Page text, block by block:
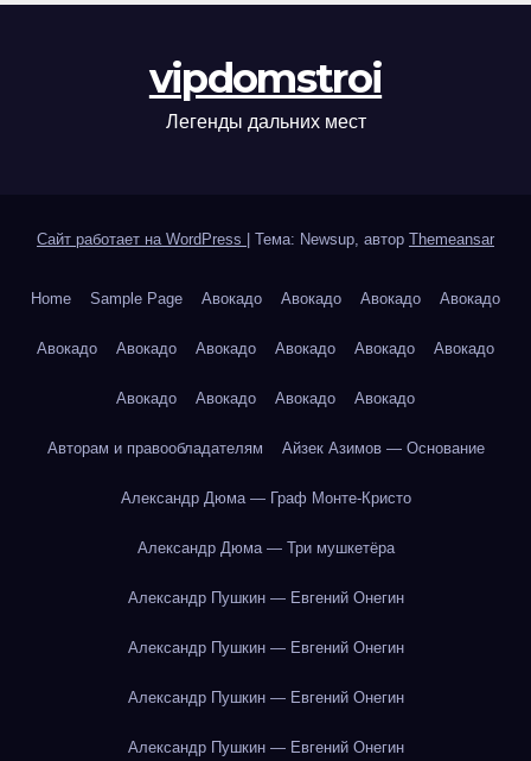
vipdomstroi
Легенды дальних мест
Сайт работает на WordPress Тема: Newsup, автор Themeansar
Home Sample Page Авокадо Авокадо Авокадо Авокадо
Авокадо Авокадо Авокадо Авокадо Авокадо Авокадо
Авокадо Авокадо Авокадо Авокадо
Авторам и правообладателям Айзек Азимов — Основание
Александр Дюма — Граф Монте-Кристо
Александр Дюма — Три мушкетёра
Александр Пушкин — Евгений Онегин
Александр Пушкин — Евгений Онегин
Александр Пушкин — Евгений Онегин
Александр Пушкин — Евгений Онегин